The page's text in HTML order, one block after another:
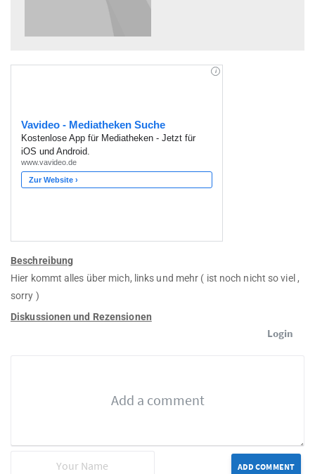
Beschreibung
Hier kommt alles über mich, links und mehr ( ist noch nicht so viel ,
sorry )
Diskussionen und Rezensionen
Login
ADD COMMENT